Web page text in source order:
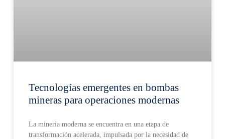
Tecnologías emergentes en bombas
mineras para operaciones modernas
La minería moderna se encuentra en una etapa de
transformación acelerada, impulsada por la necesidad de